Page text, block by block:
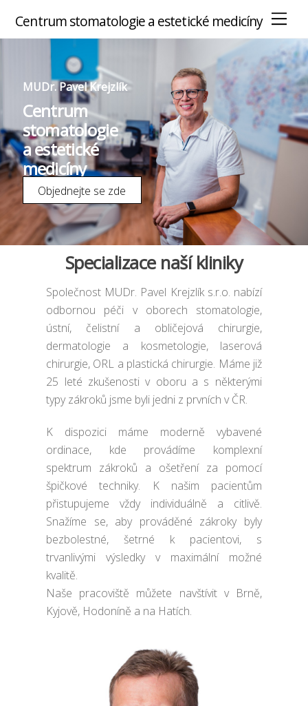
M
e
n
u
Centrum stomatologie a estetické medicíny
MUDr. Pavel Krejzlík
Centrum
stomatologie
a estetické
medicíny
Objednejte se zde
Specializace naší kliniky
Společnost MUDr. Pavel Krejzlík s.r.o. nabízí
odbornou péči v oborech stomatologie,
ústní, čelistní a obličejová chirurgie,
dermatologie a kosmetologie, laserová
chirurgie, ORL a plastická chirurgie. Máme již
25 leté zkušenosti v oboru a s některými
typy zákroků jsme byli jedni z prvních v ČR.
K dispozici máme moderně vybavené
ordinace, kde provádíme komplexní
spektrum zákroků a ošetření za pomocí
špičkové techniky. K našim pacientům
přistupujeme vždy individuálně a citlivě.
Snažíme se, aby prováděné zákroky byly
bezbolestné, šetrné k pacientovi, s
trvanlivými výsledky v maximální možné
kvalitě.
Naše pracoviště můžete navštívit v Brně,
Kyjově, Hodoníně a na Hatích.